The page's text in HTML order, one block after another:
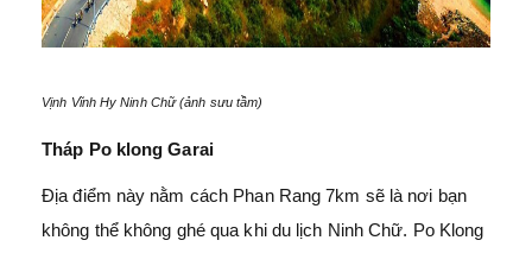
Vịnh Vĩnh Hy Ninh Chữ (ảnh sưu tầm)
Tháp Po klong Garai
Địa điểm này nằm cách Phan Rang 7km sẽ là nơi bạn
không thể không ghé qua khi du lịch Ninh Chữ. Po Klong